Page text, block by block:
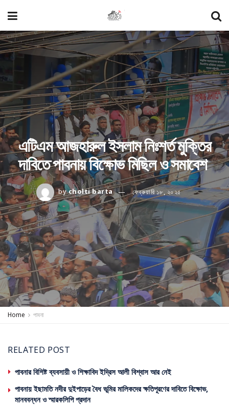
এটিএম আজহারুল ইসলাম নিঃশর্ত মুক্তির
দাবিতে পাবনায় বিক্ষোভ মিছিল ও সমাবেশ
bycholti barta ফেব্রুয়ারি ১৮, ২০২৫
Home পাবনা
RELATED POST
পাবনার বিশিষ্ট ব্যবসায়ী ও শিক্ষাবিদ ইদ্রিস আলী বিশ্বাস আর নেই
পাবনায় ইছামতি নদীর দুইপাড়ের বৈধ ভূমির মালিকদের ক্ষতিপূরণের দাবিতে বিক্ষোভ,
মানববন্ধন ও স্মারকলিপি প্রদান